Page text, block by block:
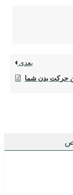
بعدی
حرکت بدن شما